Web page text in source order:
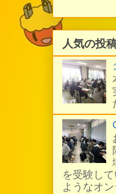
人気の投
を受験し
ようなオ